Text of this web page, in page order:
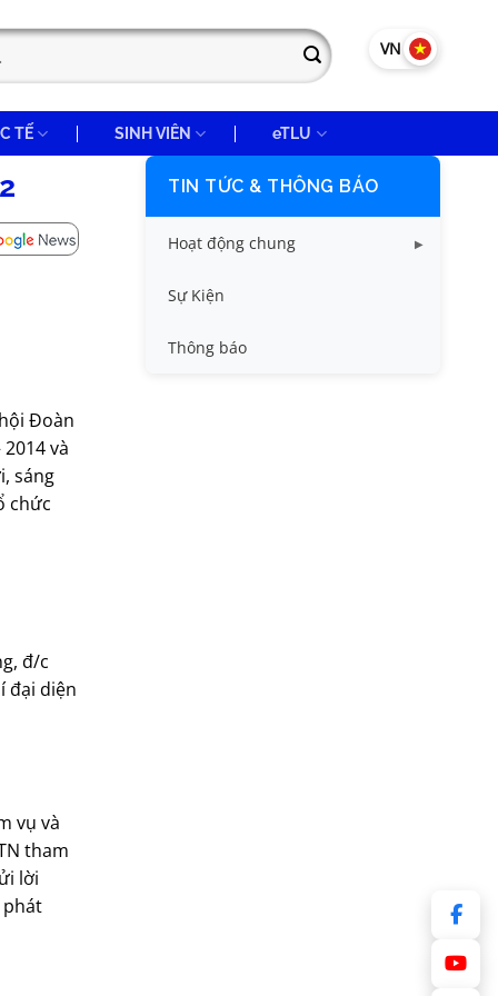
VN EN
TẾ SINH VIÊN eTLU
Đoàn
và
sáng
chức
đ/c
đại diện
vụ và
tham
lời
phát
TIN TỨC & THÔNG BÁO
Hoạt động chung
Tin công tác sinh viên
Tin đào tạo
Sự Kiện
Thông báo